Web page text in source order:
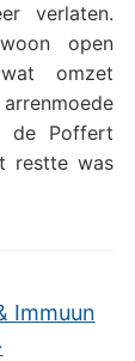
verlaten.
open
omzet
de Poffert
restte was
Immuun